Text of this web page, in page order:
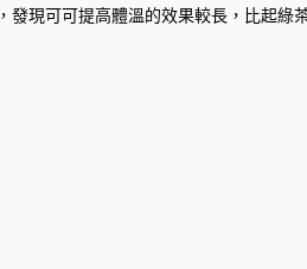
現可可提高體溫的效果較長，比起綠